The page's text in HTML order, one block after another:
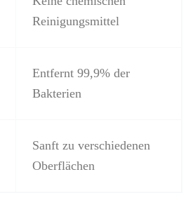
Reinigungsmittel
Entfernt 99,9% der
Bakterien
Sanft zu verschiedenen
Oberflächen